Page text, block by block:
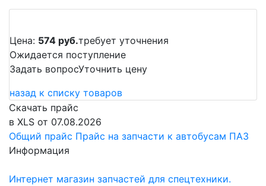
Цена: 574 руб.требует уточнения
Ожидается поступление
Задать вопросУточнить цену
назад к списку товаров
Скачать прайс
в XLS от 07.08.2026
Общий прайс Прайс на запчасти к автобусам ПАЗ
Информация
Интернет магазин запчастей для спецтехники.